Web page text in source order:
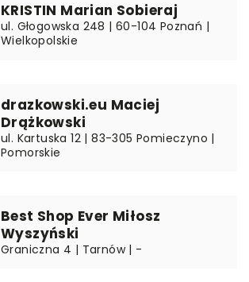
KRISTIN Marian Sobieraj
ul. Głogowska 248 | 60-104 Poznań |
Wielkopolskie
drazkowski.eu Maciej
Drążkowski
ul. Kartuska 12 | 83-305 Pomieczyno |
Pomorskie
Best Shop Ever Miłosz
Wyszyński
Graniczna 4 | Tarnów | -